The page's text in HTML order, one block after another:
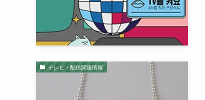
テレビ・配信関連情報